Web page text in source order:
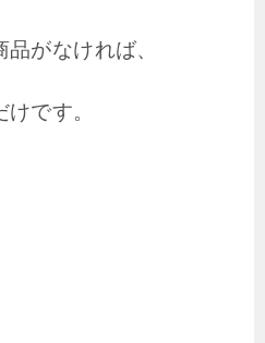
がなければ、
です。